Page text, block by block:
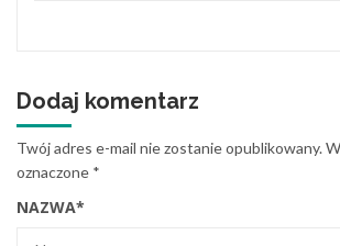
Dodaj komentarz
Twój adres e-mail nie zostanie opublikowany.
oznaczone *
NAZWA*